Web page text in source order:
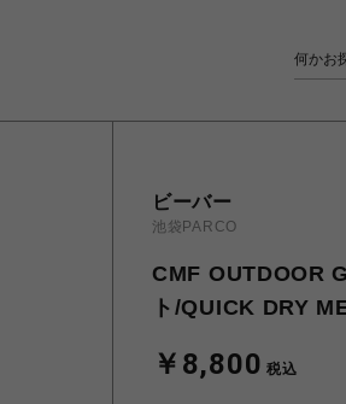
ビーバー
池袋PARCO
CMF OUTDOOR
ト/QUICK DRY
￥8,800 税込